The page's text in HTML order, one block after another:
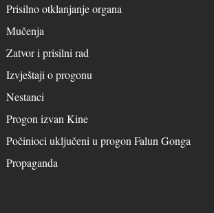
Prisilno otklanjanje organa
Mučenja
Zatvor i prisilni rad
Izvještaji o progonu
Nestanci
Progon izvan Kine
Počinioci uključeni u progon Falun Gonga
Propaganda